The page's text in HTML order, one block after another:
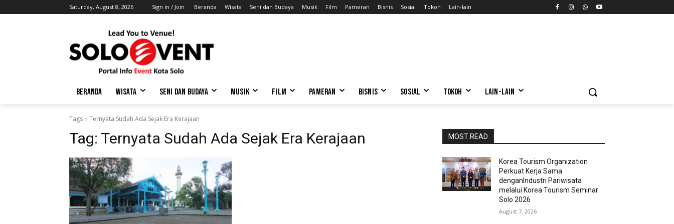
Saturday, August 8, 2026 Sign in / Join Beranda Wisata Seni dan Budaya Musik Film Pameran Bisnis Sosial Tokoh Lain-lain
BERANDA WISATA SENI DAN BUDAYA MUSIK FILM PAMERAN BISNIS SOSIAL TOKOH LAIN-LAIN
Tags Ternyata Sudah Ada Sejak Era Kerajaan
Tag: Ternyata Sudah Ada Sejak Era Kerajaan MOST READ
Korea Tourism Organization
Perkuat Kerja Sama
denganIndustri Pariwisata
melalui Korea Tourism Seminar
Solo 2026
August 7, 2026